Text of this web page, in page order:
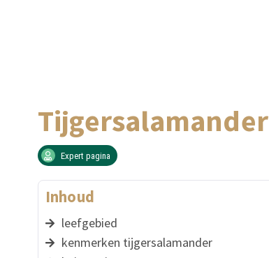
Tijgersalamander
Expert pagina
Inhoud
leefgebied
kenmerken tijgersalamander